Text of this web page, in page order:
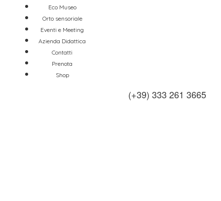
Eco Museo
Orto sensoriale
Eventi e Meeting
Azienda Didattica
Contatti
Prenota
Shop
(+39) 333 261 3665